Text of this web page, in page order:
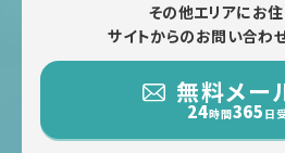
その他エリアにお住
サイトからのお問い合わ
無料メー
24時間365 日